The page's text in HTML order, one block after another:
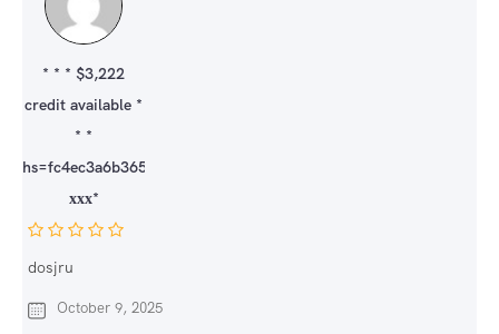
* * * $3,222
credit available *
* *
hs=fc4ec3a6b36507be145b0512d856e43d*
ххх*
dosjru
October 9, 2025